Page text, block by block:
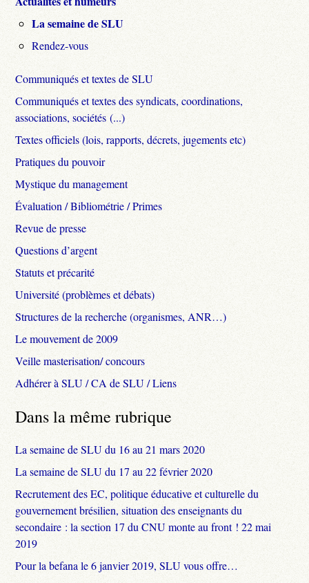
La semaine de SLU
Rendez-vous
Communiqués et textes de SLU
Communiqués et textes des syndicats, coordinations,
associations, sociétés (...)
Textes officiels (lois, rapports, décrets, jugements etc)
Pratiques du pouvoir
Mystique du management
Évaluation / Bibliométrie / Primes
Revue de presse
Questions d’argent
Statuts et précarité
Université (problèmes et débats)
Structures de la recherche (organismes, ANR…)
Le mouvement de 2009
Veille masterisation/ concours
Adhérer à SLU / CA de SLU / Liens
Dans la même rubrique
La semaine de SLU du 16 au 21 mars 2020
La semaine de SLU du 17 au 22 février 2020
Recrutement des EC, politique éducative et culturelle du
gouvernement brésilien, situation des enseignants du
secondaire : la section 17 du CNU monte au front ! 22 mai
2019
Pour la befana le 6 janvier 2019, SLU vous offre…